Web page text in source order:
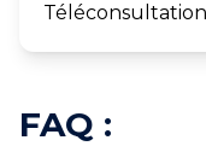
FAQ :